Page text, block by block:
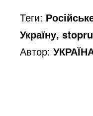
Теги:
Україну,
Автор: